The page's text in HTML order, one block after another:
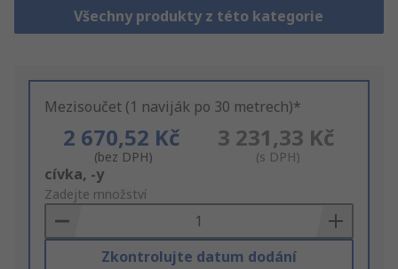
Všechny produkty z této kategorie
Mezisoučet (1 naviják po 30 metrech)*
2 670,52 Kč
(bez DPH)
3 231,33 Kč
(s DPH)
Add
to
Basket
cívka, -y
Zadejte množství
Zkontrolujte datum dodání